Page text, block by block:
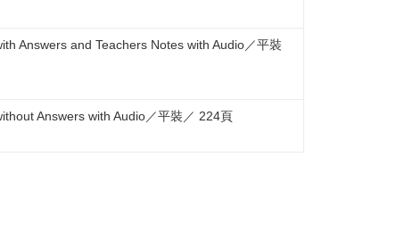
Answers and Teachers Notes with Audio／平裝
Answers with Audio／平裝／ 224頁